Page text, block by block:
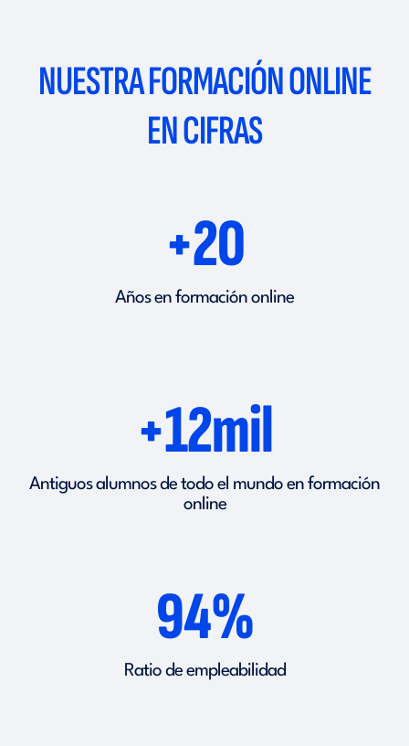
NUESTRA FORMACIÓN ONLINE
EN CIFRAS
+20
Años en formación online
+12mil
Antiguos alumnos de todo el mundo en formación
online
94%
Ratio de empleabilidad